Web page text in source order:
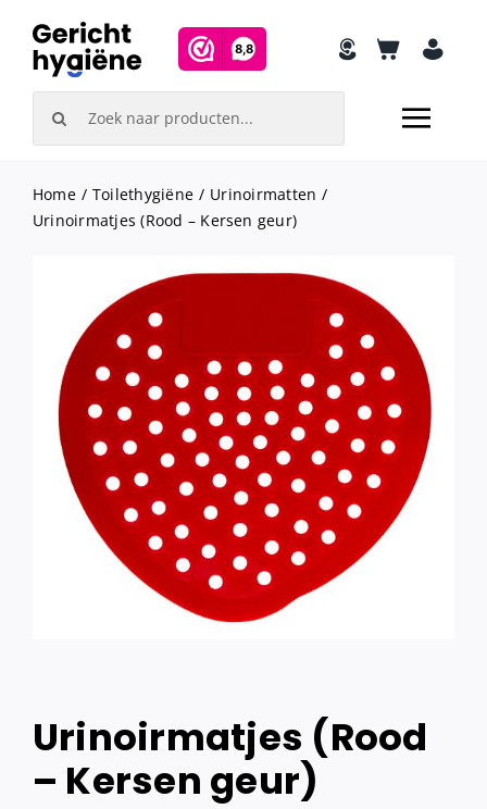
content
Home Toilethygiëne
Urinoirmatten
Urinoirmatjes (Rood – Kersen geur)
Urinoirmatjes (Rood
– Kersen geur)